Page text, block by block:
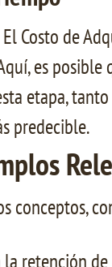
El Costo de
es posible
etapa,
predecible.
conceptos,
retención